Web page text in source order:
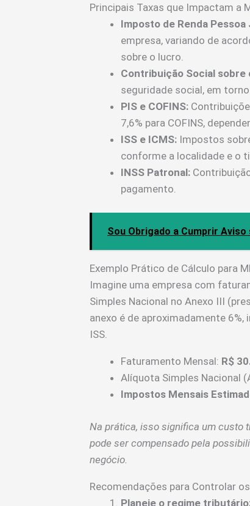
Principais Taxas que Impactam a
Imposto de Renda Pessoa
empresa, variando de
sobre o lucro.
Contribuição Social sobre
seguridade social, em
PIS e COFINS:
7,6% para COFINS,
ISS e ICMS: Impostos
conforme a localidade e o
INSS Patronal:
pagamento.
Sou Obrigado a Cumprir
Exemplo Prático de Cálculo para
Imagine uma empresa com
Simples Nacional no Anexo III
anexo é de aproximadamente 6%,
ISS.
Faturamento Mensal: R$
Alíquota Simples Nacional
Impostos Mensais
Na prática, isso significa um custo
pode ser compensado pela
negócio.
Recomendações para Controlar
Planeje o regime